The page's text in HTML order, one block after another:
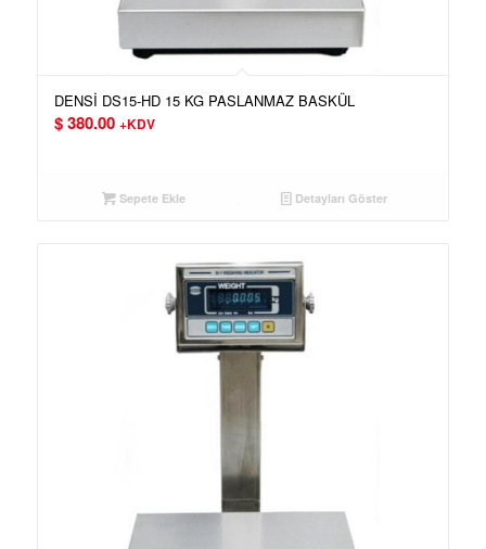
DENSİ DS15-HD 15 KG PASLANMAZ BASKÜL
$380.00 +KDV
Sepete Ekle Detayları Göster